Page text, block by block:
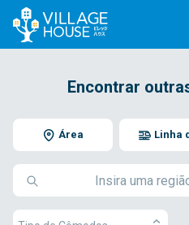
Encontrar
Área Linha